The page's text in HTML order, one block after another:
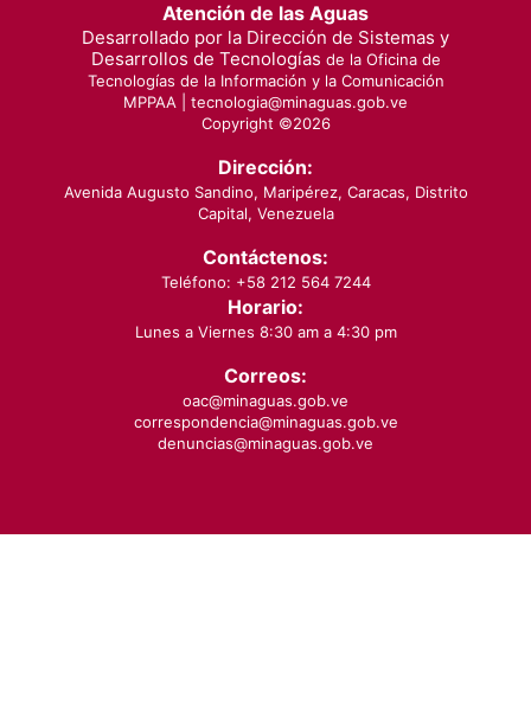
Atención de las Aguas
Desarrollado por la Dirección de Sistemas y
Desarrollos de Tecnologías de la Oficina de
Tecnologías de la Información y la Comunicación
MPPAA | tecnologia@minaguas.gob.ve
Copyright ©2026
Dirección:
Avenida Augusto Sandino, Maripérez, Caracas, Distrito
Capital, Venezuela
Contáctenos:
Teléfono: +58 212 564 7244
Horario:
Lunes a Viernes 8:30 am a 4:30 pm
Correos:
oac@minaguas.gob.ve
correspondencia@minaguas.gob.ve
denuncias@minaguas.gob.ve